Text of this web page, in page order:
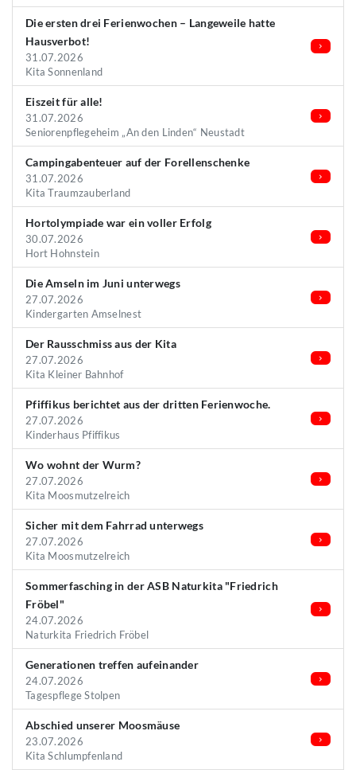
Die ersten drei Ferienwochen – Langeweile hatte
Hausverbot!
31.07.2026
Kita Sonnenland
Eiszeit für alle!
31.07.2026
Seniorenpflegeheim „An den Linden“ Neustadt
Campingabenteuer auf der Forellenschenke
31.07.2026
Kita Traumzauberland
Hortolympiade war ein voller Erfolg
30.07.2026
Hort Hohnstein
Die Amseln im Juni unterwegs
27.07.2026
Kindergarten Amselnest
Der Rausschmiss aus der Kita
27.07.2026
Kita Kleiner Bahnhof
Pfiffikus berichtet aus der dritten Ferienwoche.
27.07.2026
Kinderhaus Pfiffikus
Wo wohnt der Wurm?
27.07.2026
Kita Moosmutzelreich
Sicher mit dem Fahrrad unterwegs
27.07.2026
Kita Moosmutzelreich
Sommerfasching in der ASB Naturkita "Friedrich
Fröbel"
24.07.2026
Naturkita Friedrich Fröbel
Generationen treffen aufeinander
24.07.2026
Tagespflege Stolpen
Abschied unserer Moosmäuse
23.07.2026
Kita Schlumpfenland